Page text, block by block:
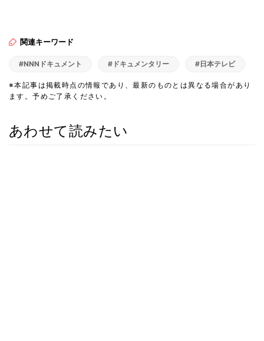
関連キーワード
#NNNドキュメント #ドキュメンタリー #日本テレビ
※本記事は掲載時点の情報であり、最新のものとは異なる場合があり
ます。予めご了承ください。
あわせて読みたい